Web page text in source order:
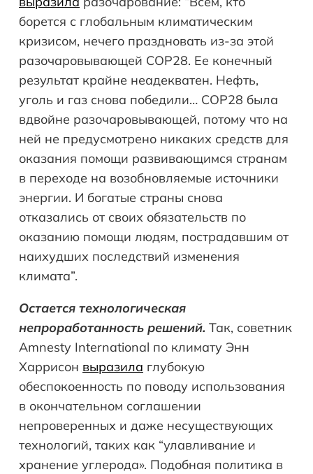
борется с глобальным климатическим
кризисом, нечего праздновать из-за этой
разочаровывающей COP28. Ее конечный
результат крайне неадекватен. Нефть,
уголь и газ снова победили… COP28 была
вдвойне разочаровывающей, потому что на
ней не предусмотрено никаких средств для
оказания помощи развивающимся странам
в переходе на возобновляемые источники
энергии. И богатые страны снова
отказались от своих обязательств по
оказанию помощи людям, пострадавшим от
наихудших последствий изменения
климата”.
Остается технологическая
непроработанность решений. Так, советник
Amnesty International по климату Энн
Харрисон выразила глубокую
обеспокоенность по поводу использования
в окончательном соглашении
непроверенных и даже несуществующих
технологий, таких как “улавливание и
хранение углерода». Подобная политика в